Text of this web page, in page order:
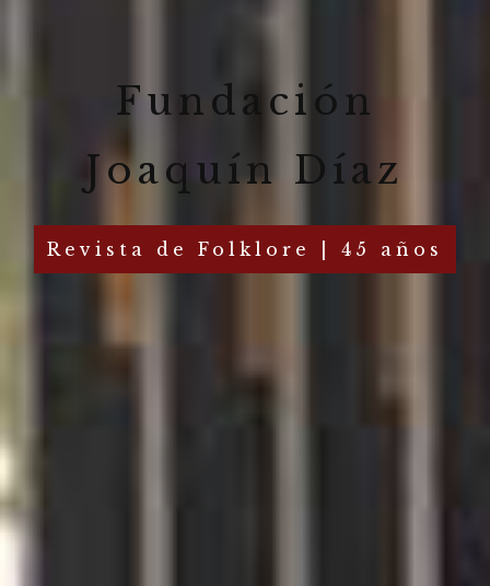
Fundación
Joaquín Díaz
Revista de Folklore | 45 años